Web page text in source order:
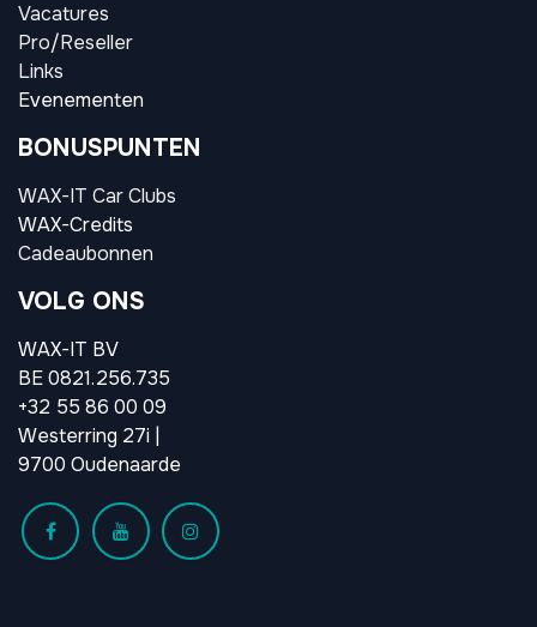
Vacatures
Pro/Reseller
Links
Evenementen
BONUSPUNTEN
WAX-IT Car Clubs
WAX-Credits
Cadeaubonnen
VOLG ONS
WAX-IT BV
BE 0821.256.735
+32 55 86 00 09
Westerring 27i |
9700 Oudenaarde